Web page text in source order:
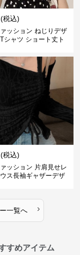
(税込)
ッション ねじりデザ
シャツ ショート丈ト
(税込)
ッション 片肩見せレ
ス長袖ギャザーデザ
一覧へ ›
すめアイテム